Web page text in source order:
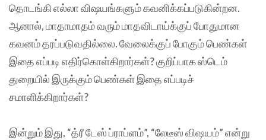
தொடங்கி எல்லா விஷயங்களும் கவனிக்கப்படுகின்றன.
ஆனால், மாதாமாதம் வரும் மாதவிடாய்க்குப் போதுமான
கவனம் தரப்படுவதில்லை. வேலைக்குப் போகும் பெண்கள்
இதை எப்படி எதிர்கொள்கிறார்கள்? குறிப்பாக ஸ்டெம்
துறையில் இருக்கும் பெண்கள் இதை எப்படிச்
சமாளிக்கிறார்கள்?
இன்றும் இது, “த்ரீ டேஸ் ப்ராப்ளம்”, “லேடீஸ் விஷயம்” என்று